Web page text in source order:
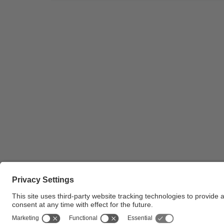
Pla de conjunt del rector Jaume Pagès signant un
llibre i l'alcalde de Terrassa darrere